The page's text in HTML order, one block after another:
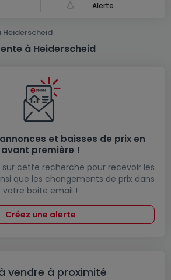
Alerte
à Heiderscheid
et baisses de prix en
avant première !
cette recherche pour recevoir les
que les changements de prix dans
votre boite email !
Créez une alerte
vendre à proximité